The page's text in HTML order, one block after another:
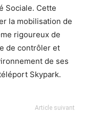
Sociale. Cette
la mobilisation de
rigoureux de
de contrôler et
de ses
Skypark.
Article suivant